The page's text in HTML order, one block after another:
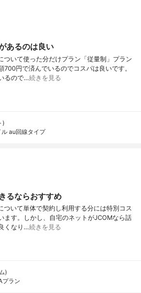
あるのは良い
いて使った分だけプラン「従量制」プラン
700円で済んでいるのでコスパは良いです。
るので…続きを見る
)
au回線タイプ
るならおすすめ
いて単体で契約し利用する分には特別コス
ます。しかし、自宅のネットがJCOMなら話
くなり…続きを見る
)
プラン